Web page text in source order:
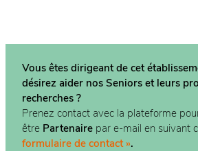
Vous êtes dirigeant de cet
désirez aider nos Seniors et leurs
recherches ?
Prenez contact avec la plateforme
être Partenaire par e-mail en suivant
formulaire de contact ».